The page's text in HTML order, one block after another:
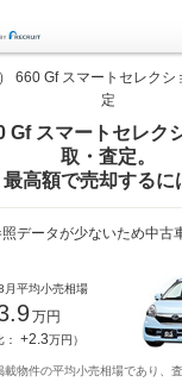
660 Gf スマートセレク
定
Gf スマートセレク
取・査定。
最高額で売却するに
データが少ないため中古
月平均小売相場
万円
： +2.3万円）
物件の平均小売相場であり、